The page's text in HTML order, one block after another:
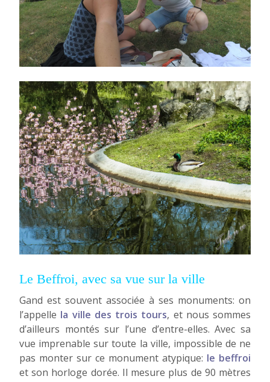
Le Beffroi, avec sa vue sur la ville
Gand est souvent associée à ses monuments: on
l’appelle la ville des trois tours, et nous sommes
d’ailleurs montés sur l’une d’entre-elles. Avec sa
vue imprenable sur toute la ville, impossible de ne
pas monter sur ce monument atypique: le beffroi
et son horloge dorée. Il mesure plus de 90 mètres